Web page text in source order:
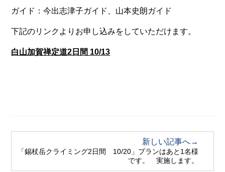
ガイド：今出志津子ガイド、山本史朗ガイド
下記のリンクよりお申し込みをしていただけます。
白山加賀禅定道2日間 10/13
新しい記事へ→
「錫杖岳クライミング2日間 10/20」プランはあと1名様
です。 実施します。